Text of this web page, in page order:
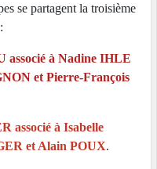
se partagent la troisième
associé à Nadine IHLE
et Pierre-François
associé à Isabelle
et Alain POUX.